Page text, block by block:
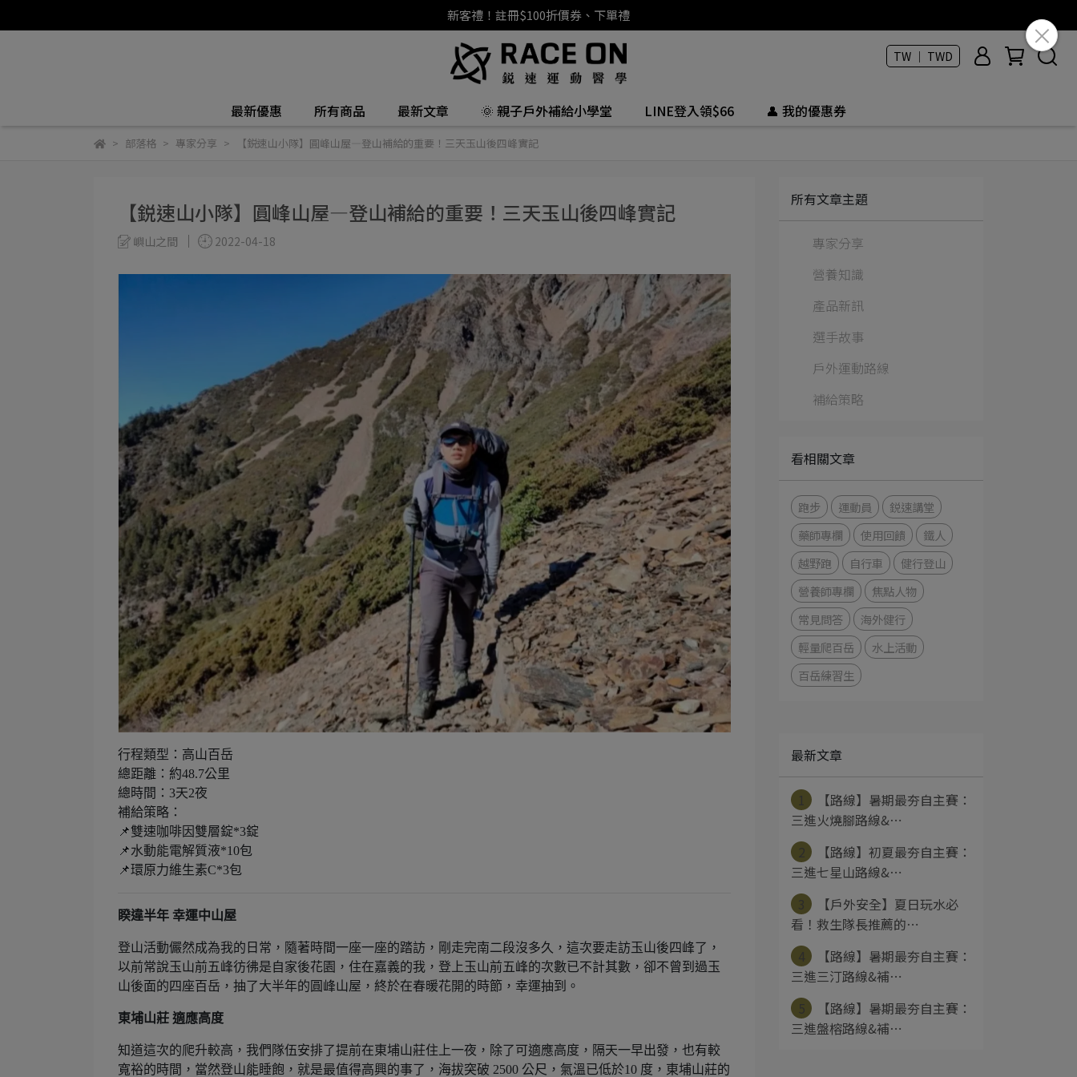
新客禮！註冊$100折價券、下單禮
TW ｜ TWD
最新優惠 所有商品 最新文章 🌞 親子戶外補給小學堂 LINE登入領$66 👤 我的優惠券
部落格 專家分享 【鋭速山小隊】圓峰山屋—登山補給的重要！三天玉山後四峰實記
【鋭速山小隊】圓峰山屋—登山補給的重要！三天玉山後四峰實記
嶼山之間 2022-04-18
行程類型：高山百岳
總距離：約48.7公里
總時間：3天2夜
補給策略：
📌雙速咖啡因雙層錠*3錠
📌水動能電解質液*10包
📌環原力維生素C*3包
睽違半年 幸運中山屋
登山活動儼然成為我的日常，隨著時間一座一座的踏訪，剛走完南二段沒多久，這次要走訪玉山後四峰了，
以前常說玉山前五峰彷彿是自家後花園，住在嘉義的我，登上玉山前五峰的次數已不計其數，卻不曾到過玉
山後面的四座百岳，抽了大半年的圓峰山屋，終於在春暖花開的時節，幸運抽到。
東埔山莊 適應高度
知道這次的爬升較高，我們隊伍安排了提前在東埔山莊住上一夜，除了可適應高度，隔天一早出發，也有較
寬裕的時間，當然登山能睡飽，就是最值得高興的事了，海拔突破 2500 公尺，氣溫已低於10 度，東埔山莊的
所有文章主題
專家分享
營養知識
產品新訊
選手故事
戶外運動路線
補給策略
看相關文章
跑步 運動員
鋭速講堂
藥師專欄
使用回饋
鐵人
越野跑
自行車
健行登山
營養師專欄
焦點人物
常見問答
海外健行
輕量爬百岳
水上活動
百岳練習生
最新文章
【路線】暑期最夯自主賽：
三進火燒腳路線&⋯
【路線】初夏最夯自主賽：
三進七星山路線&⋯
【戶外安全】夏日玩水必
看！救生隊長推薦的⋯
【路線】暑期最夯自主賽：
三進三汀路線&補⋯
【路線】暑期最夯自主賽：
三進盤榕路線&補⋯